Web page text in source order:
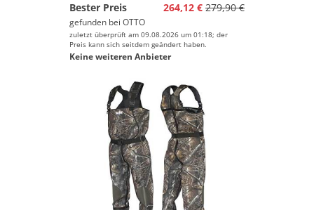
Bester Preis
264,12 € 279,90 €
gefunden bei OTTO
zuletzt überprüft am 09.08.2026 um 01:18; der
Preis kann sich seitdem geändert haben.
Keine weiteren Anbieter